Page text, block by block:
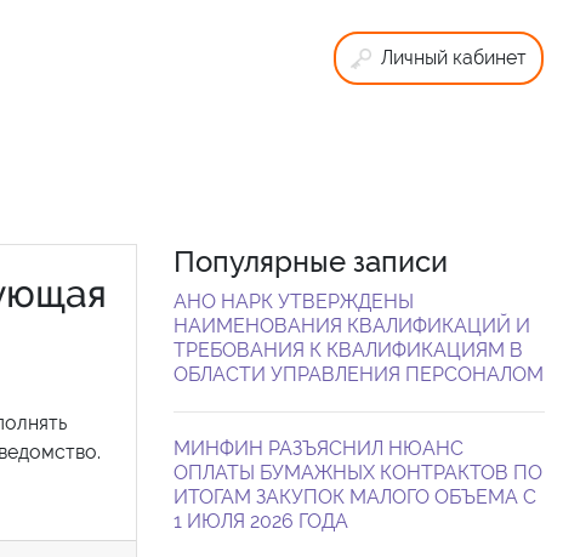
Личный кабинет
Популярные записи
АНО НАРК УТВЕРЖДЕНЫ
НАИМЕНОВАНИЯ КВАЛИФИКАЦИЙ И
ТРЕБОВАНИЯ К КВАЛИФИКАЦИЯМ В
ОБЛАСТИ УПРАВЛЕНИЯ ПЕРСОНАЛОМ
МИНФИН РАЗЪЯСНИЛ НЮАНС
ОПЛАТЫ БУМАЖНЫХ КОНТРАКТОВ ПО
ИТОГАМ ЗАКУПОК МАЛОГО ОБЪЕМА С
1 ИЮЛЯ 2026 ГОДА